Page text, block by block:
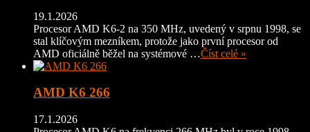
19.1.2026
Procesor AMD K6-2 na 350 MHz, uvedený v srpnu 1998, se
stal klíčovým mezníkem, protože jako první procesor od
AMD oficiálně běžel na systémové …Číst celé »
AMD K6 266
17.1.2026